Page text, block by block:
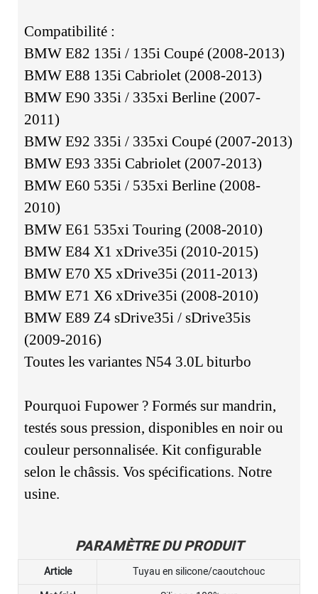
Compatibilité :
BMW E82 135i / 135i Coupé (2008-2013)
BMW E88 135i Cabriolet (2008-2013)
BMW E90 335i / 335xi Berline (2007-
2011)
BMW E92 335i / 335xi Coupé (2007-2013)
BMW E93 335i Cabriolet (2007-2013)
BMW E60 535i / 535xi Berline (2008-
2010)
BMW E61 535xi Touring (2008-2010)
BMW E84 X1 xDrive35i (2010-2015)
BMW E70 X5 xDrive35i (2011-2013)
BMW E71 X6 xDrive35i (2008-2010)
BMW E89 Z4 sDrive35i / sDrive35is
(2009-2016)
Toutes les variantes N54 3.0L biturbo
Pourquoi Fupower ? Formés sur mandrin,
testés sous pression, disponibles en noir ou
couleur personnalisée. Kit configurable
selon le châssis. Vos spécifications. Notre
usine.
PARAMÈTRE DU PRODUIT
Article
Tuyau en silicone/caoutchouc